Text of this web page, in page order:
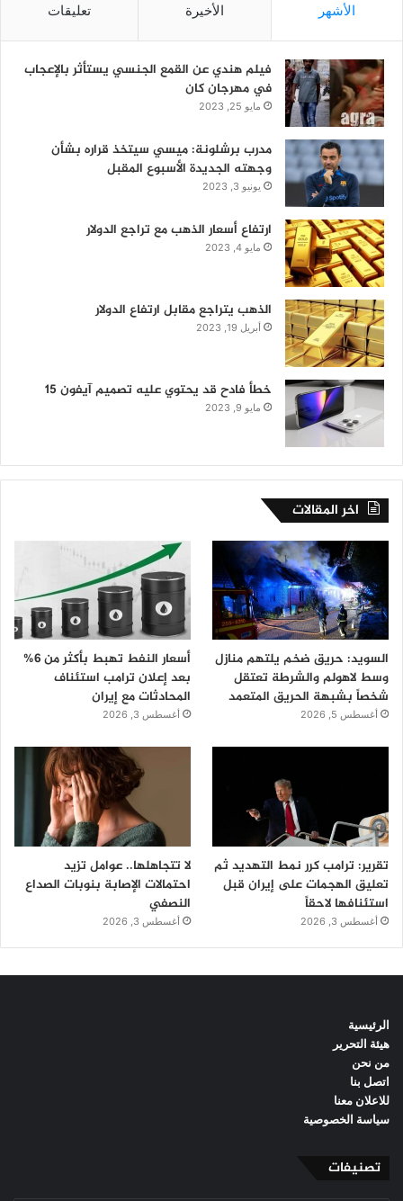
الأشهر الأخيرة تعليقات
فيلم هندي عن القمع الجنسي يستأثر بالإعجاب
في مهرجان كان
مايو 25, 2023
مدرب برشلونة: ميسي سيتخذ قراره بشأن
وجهته الجديدة الأسبوع المقبل
يونيو 3, 2023
ارتفاع أسعار الذهب مع تراجع الدولار
مايو 4, 2023
الذهب يتراجع مقابل ارتفاع الدولار
أبريل 19, 2023
خطأ فادح قد يحتوي عليه تصميم آيفون 15
مايو 9, 2023
اخر المقالات
السويد: حريق ضخم يلتهم منازل
وسط لاهولم والشرطة تعتقل
شخصاً بشبهة الحريق المتعمد
أغسطس 5, 2026
أسعار النفط تهبط بأكثر من 6%
بعد إعلان ترامب استئناف
المحادثات مع إيران
أغسطس 3, 2026
تقرير: ترامب كرر نمط التهديد ثم
تعليق الهجمات على إيران قبل
استئنافها لاحقاً
أغسطس 3, 2026
لا تتجاهلها.. عوامل تزيد
احتمالات الإصابة بنوبات الصداع
النصفي
أغسطس 3, 2026
الرئيسية
هيئة التحرير
من نحن
اتصل بنا
للاعلان معنا
سياسة الخصوصية
تصنيفات